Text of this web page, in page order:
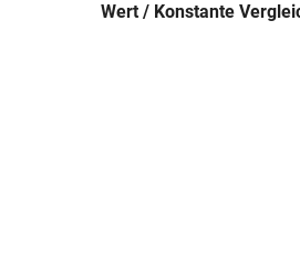
Wert / Konstante